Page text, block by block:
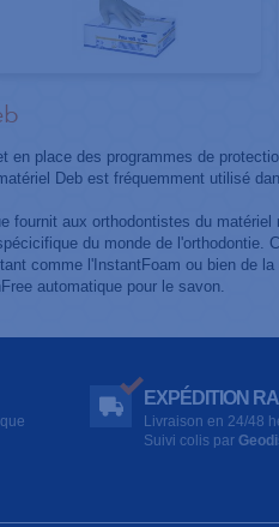
en place des programmes de
Deb est fréquemment utilisé
fournit aux orthodontistes du
du monde de l'orthodontie.
comme l'InstantFoam ou bien de
automatique pour le savon.
EXPÉDITION
Livraison en 24/48
Suivi colis par